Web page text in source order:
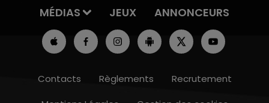
MÉDIAS
JEUX ANNONCEURS
Contacts Règlements
Recrutement